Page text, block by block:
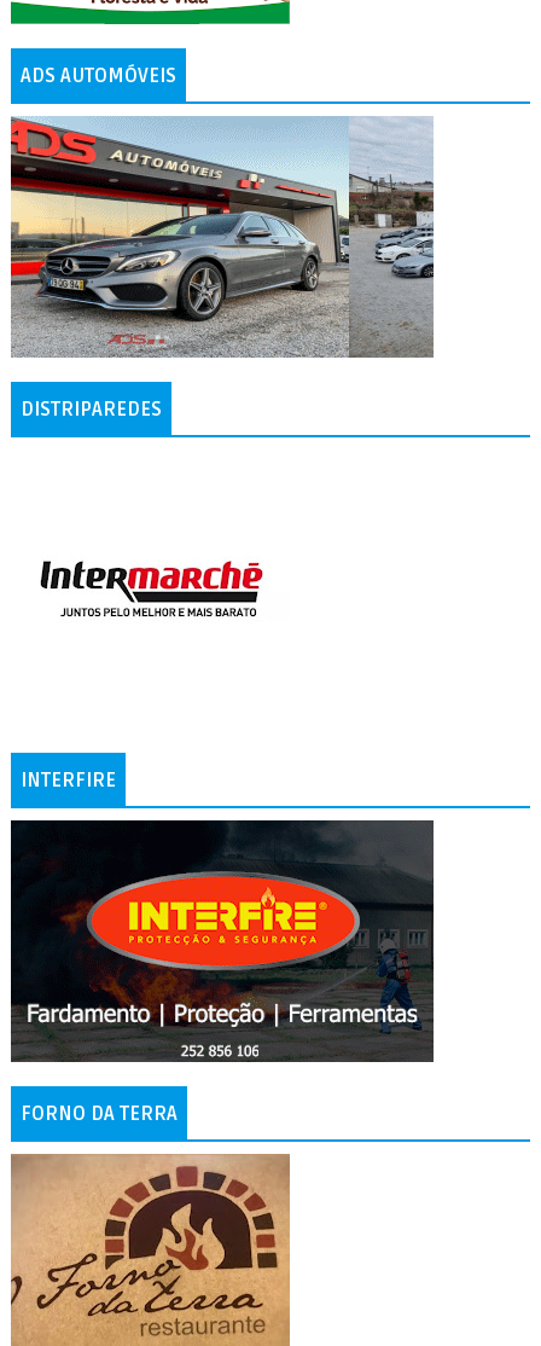
ADS AUTOMÓVEIS
DISTRIPAREDES
INTERFIRE
FORNO DA TERRA